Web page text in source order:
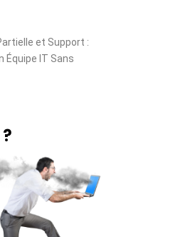
et Support :
Équipe IT Sans